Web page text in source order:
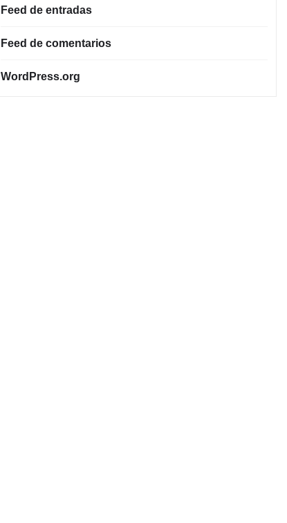
Feed de entradas
Feed de comentarios
WordPress.org